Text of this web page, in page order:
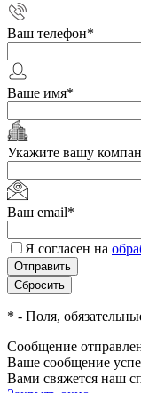
Ваш телефон*
Ваше имя*
Укажите вашу
Ваш email*
Я согласен на
* - Поля,
Сообщение
Ваше сообщение
Вами свяжется наш